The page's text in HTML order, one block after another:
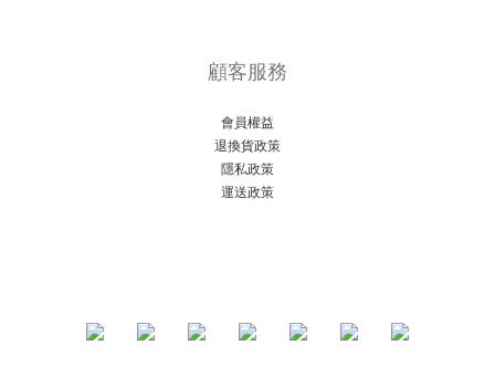
顧客服務
會員權益
退換貨政策
隱私政策
運送政策